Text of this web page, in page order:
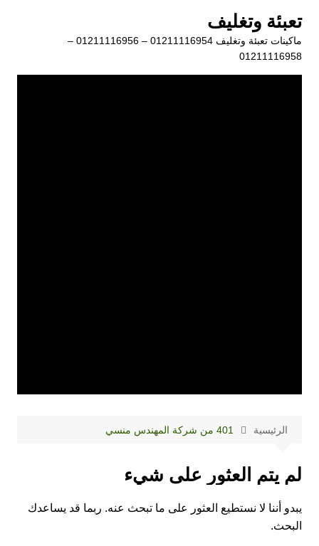
المحتوى
تعبئة وتغليف
ماكينات تعبئة وتغليف 01211116954 – 01211116956 –
01211116958
الرئيسية 401 من شركة المهندس منسي
لم يتم العثور على شيء
يبدو أننا لا نستطيع العثور على ما تبحث عنه. ربما قد يساعدك
البحث.